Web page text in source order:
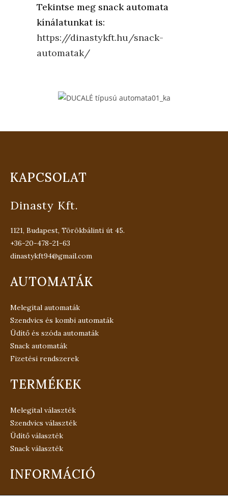
Tekintse meg snack automata
kínálatunkat is:
https://dinastykft.hu/snack-
automatak/
KAPCSOLAT
Dinasty Kft.
1121, Budapest, Törökbálinti út 45.
+36-20-478-21-63
dinastykft94@gmail.com
AUTOMATÁK
Melegital automaták
Szendvics és kombi automaták
Üdítő és szóda automaták
Snack automaták
Fizetési rendszerek
TERMÉKEK
Melegital választék
Szendvics választék
Üdítő választék
Snack választék
INFORMÁCIÓ